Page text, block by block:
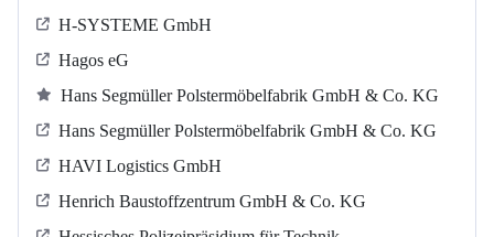
H-SYSTEME GmbH
Hagos eG
Hans Segmüller Polstermöbelfabrik GmbH & Co. KG
Hans Segmüller Polstermöbelfabrik GmbH & Co. KG
HAVI Logistics GmbH
Henrich Baustoffzentrum GmbH & Co. KG